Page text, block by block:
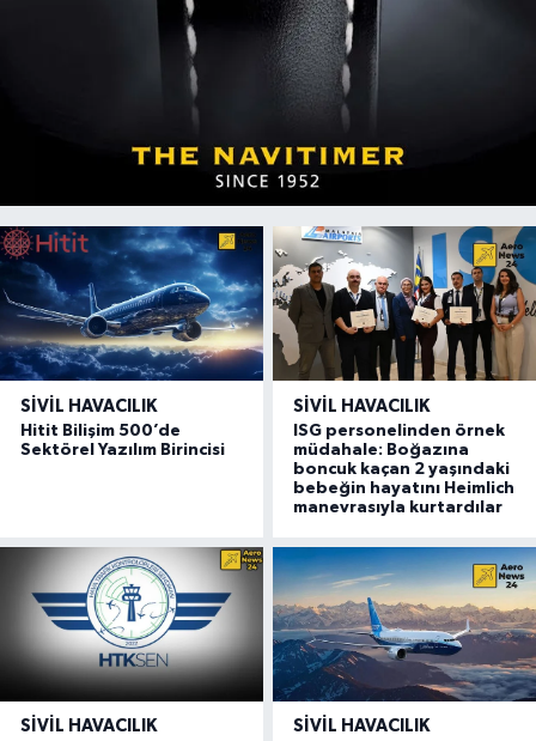
SIVIL HAVACILIK
Hitit Bilişim 500’de
Sektörel Yazılım Birincisi
SIVIL HAVACILIK
ISG personelinden örnek
müdahale: Boğazına
boncuk kaçan 2 yaşındaki
bebeğin hayatını Heimlich
manevrasıyla kurtardılar
SIVIL HAVACILIK SIVIL HAVACILIK